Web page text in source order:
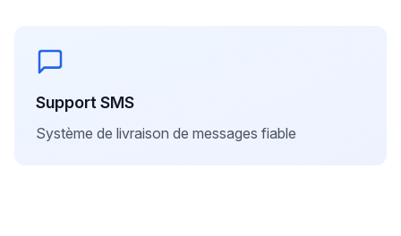
Support SMS
Système de livraison de messages fiable